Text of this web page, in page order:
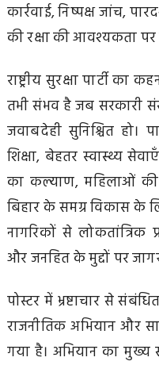
कार्रवाई, निष्पक्ष जांच,
की रक्षा की आवश्यकता पर
राष्ट्रीय सुरक्षा पार्टी का
तभी संभव है जब सरकारी
जवाबदेही सुनिश्चित हो।
शिक्षा, बेहतर स्वास्थ्य
का कल्याण, महिलाओं की
बिहार के समग्र विकास के
नागरिकों से लोकतांत्रिक
और जनहित के मुद्दों पर
पोस्टर में भ्रष्टाचार से
राजनीतिक अभियान और
गया है। अभियान का मुख्य